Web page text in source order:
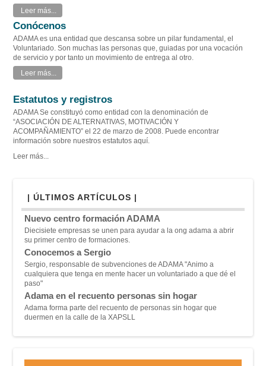
Leer más...
Conócenos
ADAMA es una entidad que descansa sobre un pilar fundamental, el
Voluntariado. Son muchas las personas que, guiadas por una vocación
de servicio y por tanto un movimiento de entrega al otro.
Leer más...
Estatutos y registros
ADAMA Se constituyó como entidad con la denominación de
“ASOCIACIÓN DE ALTERNATIVAS, MOTIVACIÓN Y
ACOMPAÑAMIENTO” el 22 de marzo de 2008. Puede encontrar
información sobre nuestros estatutos aquí.
Leer más...
| ÚLTIMOS ARTÍCULOS |
Nuevo centro formación ADAMA
Diecisiete empresas se unen para ayudar a la ong adama a abrir
su primer centro de formaciones.
Conocemos a Sergio
Sergio, responsable de subvenciones de ADAMA "Animo a
cualquiera que tenga en mente hacer un voluntariado a que dé el
paso"
Adama en el recuento personas sin hogar
Adama forma parte del recuento de personas sin hogar que
duermen en la calle de la XAPSLL